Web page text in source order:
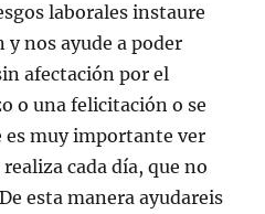
laborales instaure
nos ayude a poder
afectación por el
o una felicitación o se
es muy importante ver
cada día, que no
esta manera ayudareis